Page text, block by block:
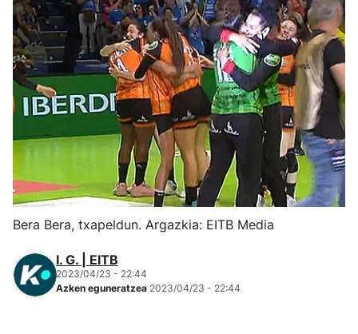
Herri-kirolak
Eskubaloia
Kirolak 360
Atletismoa
Mendi-lasterketak
"Helmuga"
Bera Bera, txapeldun. Argazkia: EITB Media
I. G. | EITB
2023/04/23 - 22:44
Azken eguneratzea 2023/04/23 - 22:44